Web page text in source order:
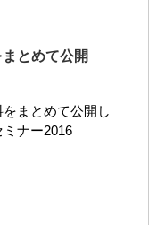
とめて公開
まとめて公開し
ナー2016